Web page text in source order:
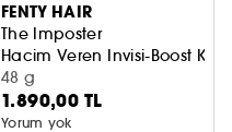
FENTY HAIR
The Imposter
Hacim Veren Invisi-Boost
48 g
1.890,00 TL
Yorum yok